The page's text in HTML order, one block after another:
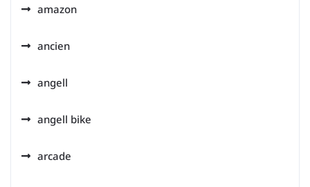
amazon
ancien
angell
angell bike
arcade